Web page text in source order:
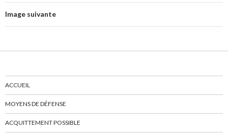
Image suivante
ACCUEIL
MOYENS DE DÉFENSE
ACQUITTEMENT POSSIBLE